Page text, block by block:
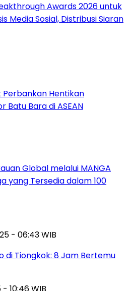
Awards 2026 untuk
Media Sosial, Distribusi Siaran
Perbankan Hentikan
Batu Bara di ASEAN
Global melalui MANGA
yang Tersedia dalam 100
- 06:43 WIB
di Tiongkok: 8 Jam Bertemu